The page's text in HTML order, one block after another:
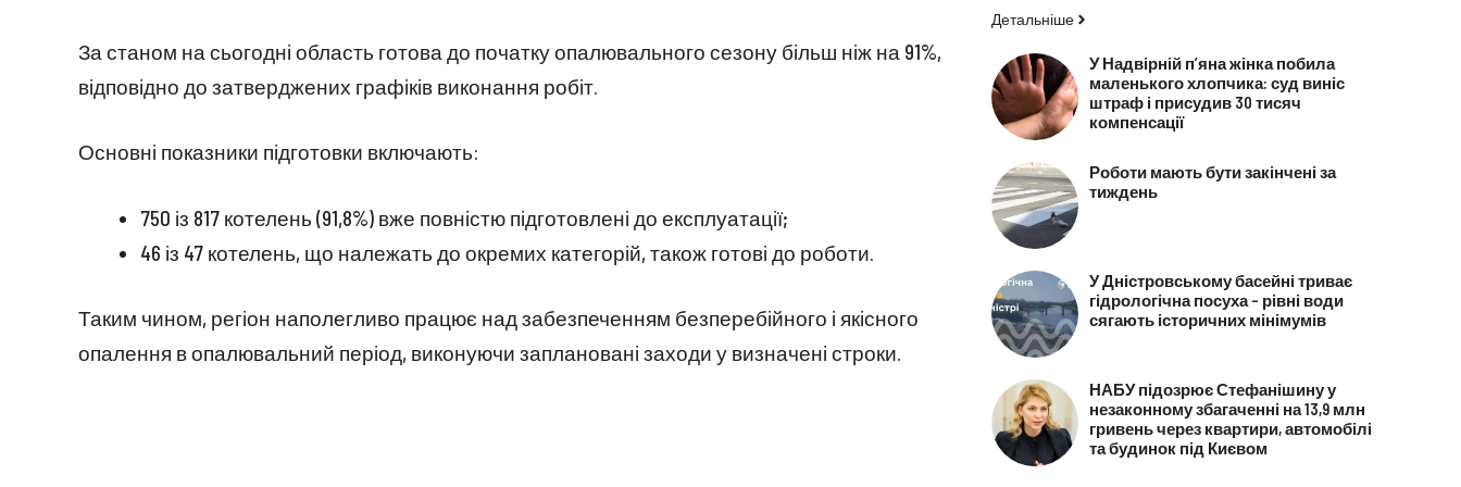
За станом на сьогодні область готова до початку опалювального сезону більш ніж на 91%,
відповідно до затверджених графіків виконання робіт.
Основні показники підготовки включають:
750 із 817 котелень (91,8%) вже повністю підготовлені до експлуатації;
46 із 47 котелень, що належать до окремих категорій, також готові до роботи.
Таким чином, регіон наполегливо працює над забезпеченням безперебійного і якісного
опалення в опалювальний період, виконуючи заплановані заходи у визначені строки.
Детальніше
У Надвірній п’яна жінка побила
маленького хлопчика: суд виніс
штраф і присудив 30 тисяч
компенсації
Роботи мають бути закінчені за
тиждень
У Дністровському басейні триває
гідрологічна посуха – рівні води
сягають історичних мінімумів
НАБУ підозрює Стефанішину у
незаконному збагаченні на 13,9 млн
гривень через квартири, автомобілі
та будинок під Києвом